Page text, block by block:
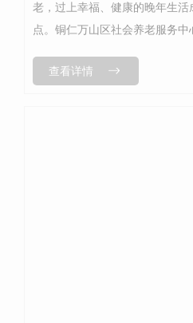
老，过上幸福、健康的晚年生
点。铜仁万山区社会养老服务中
持积极心态：积极的心态对于老
查看详情